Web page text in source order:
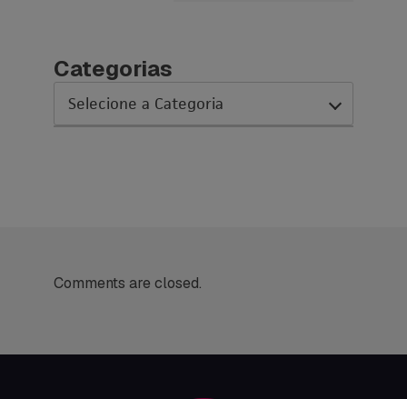
Categorias
Canada
Comments are closed.